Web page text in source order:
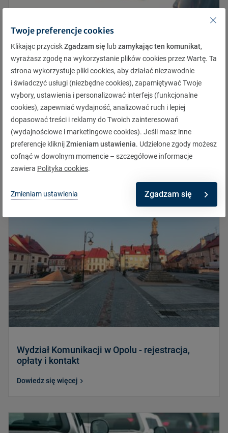
Zmiany w CEPIK - co czeka kierowców w 2024
roku?
Dowiedz się więcej
Wydział Komunikacji w Opolu - rejestracja,
opłaty i kontakt
Dowiedz się więcej
Twoje preferencje cookies
Klikając przyciskZgadzam się lubzamykając ten komunikat,
wyrażasz zgodę na wykorzystanie plików cookies przez Wartę. Ta
strona wykorzystuje pliki cookies, aby działać niezawodnie
i świadczyć usługi (niezbędne cookies), zapamiętywać Twoje
wybory, ustawienia i personalizować interfejs (funkcjonalne
cookies), zapewniać wydajność, analizować ruch i lepiej
dopasować treści i reklamy do Twoich zainteresowań
(wydajnościowe i marketingowe cookies). Jeśli masz inne
preferencje kliknijZmieniam ustawienia. Udzielone zgody możesz
cofnąć w dowolnym momencie – szczegółowe informacje
zawiera Polityka cookies.
Zmieniam ustawienia Zgadzam się